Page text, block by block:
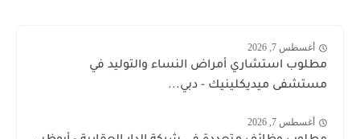
أغسطس 7, 2026
مطلوب استشاري أمراض النساء والتوليد في
مستشفى ميديكلينيك - دبي...
أغسطس 7, 2026